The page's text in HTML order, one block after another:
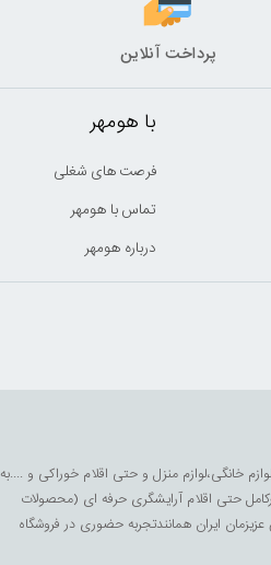
پرداخت آنلاین
با هومهر
فرصت های شغلی
تماس با هومهر
درباره هومهر
خانگی،لوازم منزل و حتی اقلام خوراکی و ....به
حتی اقلام آرایشگری حرفه ای (محصولات
ایران همانندتجربه حضوری در فروشگاه